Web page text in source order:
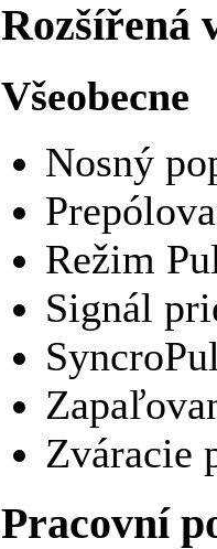
Rozšířená
Všeobecne
Nosný
Režim
Signál
Zváracie
Pracovní